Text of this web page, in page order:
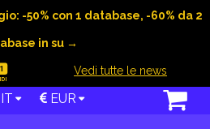
-50% con 1 database, -60% da 2
in su →
1 Vedi tutte le news
IT EUR